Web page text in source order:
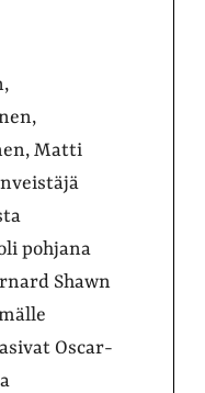
Matti
pohjana
Shawn
Oscar-